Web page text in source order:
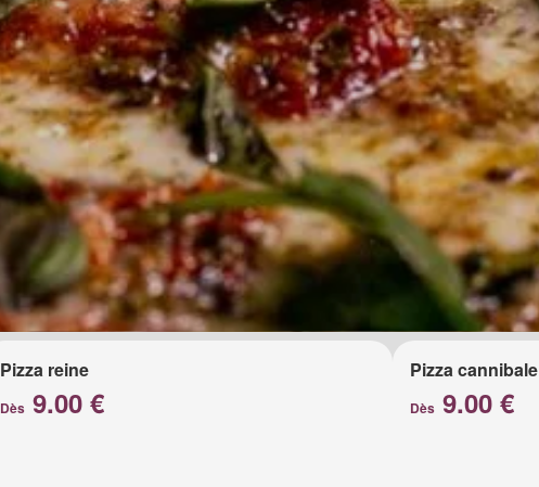
Pizza reine
Dès9.00 €
Pizza cannibale
Dès 9.00 €